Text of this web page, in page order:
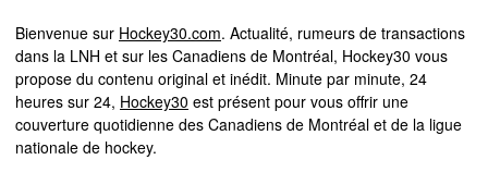
Bienvenue sur Hockey30.com. Actualité, rumeurs de transactions
dans la LNH et sur les Canadiens de Montréal, Hockey30 vous
propose du contenu original et inédit. Minute par minute, 24
heures sur 24, Hockey30 est présent pour vous offrir une
couverture quotidienne des Canadiens de Montréal et de la ligue
nationale de hockey.